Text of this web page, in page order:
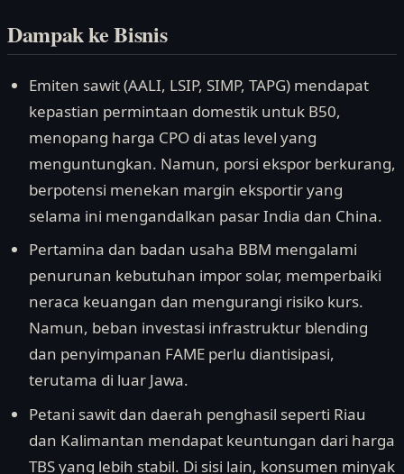
Dampak ke Bisnis
Emiten sawit (AALI, LSIP, SIMP, TAPG) mendapat
kepastian permintaan domestik untuk B50,
menopang harga CPO di atas level yang
menguntungkan. Namun, porsi ekspor berkurang,
berpotensi menekan margin eksportir yang
selama ini mengandalkan pasar India dan China.
Pertamina dan badan usaha BBM mengalami
penurunan kebutuhan impor solar, memperbaiki
neraca keuangan dan mengurangi risiko kurs.
Namun, beban investasi infrastruktur blending
dan penyimpanan FAME perlu diantisipasi,
terutama di luar Jawa.
Petani sawit dan daerah penghasil seperti Riau
dan Kalimantan mendapat keuntungan dari harga
TBS yang lebih stabil. Di sisi lain, konsumen minyak